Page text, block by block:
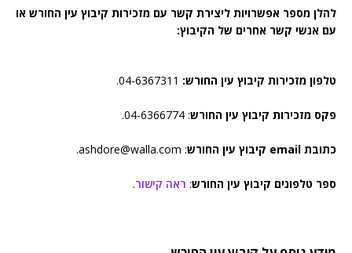
להלן מספר אפשרויות ליצירת קשר עם מזכירות קיבוץ עין החורש או
עם אנשי קשר אחרים של הקיבוץ:
טלפון מזכירות קיבוץ עין החורש: 04-6367311.
פקס מזכירות קיבוץ עין החורש: 04-6366774.
כתובת email קיבוץ עין החורש : ashdore@walla.com.
ספר טלפונים קיבוץ עין החורש: ראה קישור.